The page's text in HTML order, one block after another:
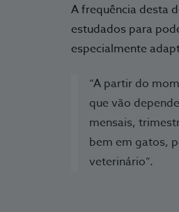
A frequência desta
estudados para
especialmente
“A partir do
que vão
mensais,
bem em gatos,
veterinário”.